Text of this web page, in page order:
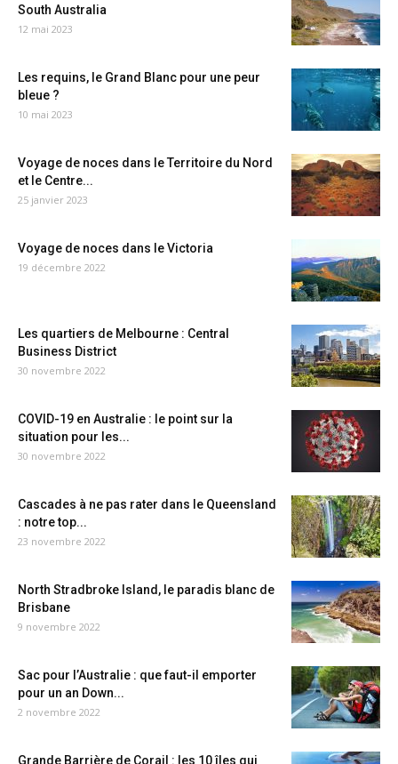
South Australia
12 mai 2023
Les requins, le Grand Blanc pour une peur
bleue ?
10 mai 2023
Voyage de noces dans le Territoire du Nord
et le Centre...
25 janvier 2023
Voyage de noces dans le Victoria
19 décembre 2022
Les quartiers de Melbourne : Central
Business District
30 novembre 2022
COVID-19 en Australie : le point sur la
situation pour les...
30 novembre 2022
Cascades à ne pas rater dans le Queensland
: notre top...
23 novembre 2022
North Stradbroke Island, le paradis blanc de
Brisbane
9 novembre 2022
Sac pour l’Australie : que faut-il emporter
pour un an Down...
2 novembre 2022
Grande Barrière de Corail : les 10 îles qui